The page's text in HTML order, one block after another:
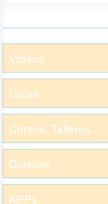
Vídeos
Guías
Cursos, Talleres...
Glosario
APPs